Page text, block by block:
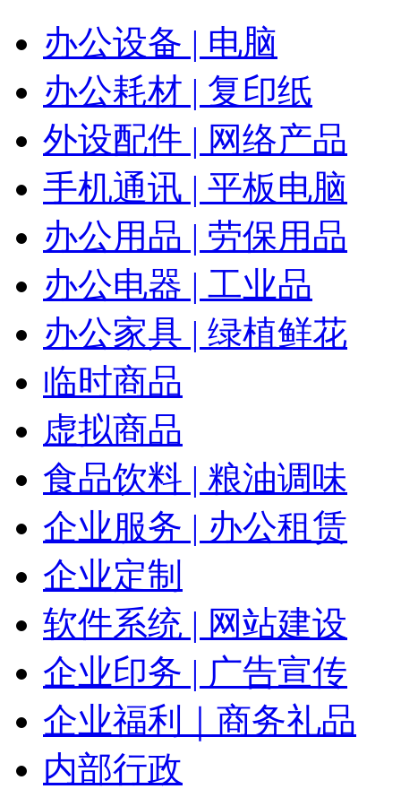
办公设备 | 电脑
办公耗材 | 复印纸
外设配件 | 网络产品
手机通讯 | 平板电脑
办公用品 | 劳保用品
办公电器 | 工业品
办公家具 | 绿植鲜花
临时商品
虚拟商品
食品饮料 | 粮油调味
企业服务 | 办公租赁
企业定制
软件系统 | 网站建设
企业印务 | 广告宣传
企业福利｜商务礼品
内部行政